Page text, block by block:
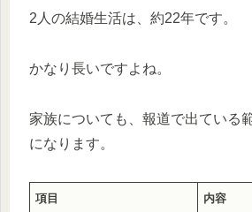
2人の結婚生活は、約22年です。
かなり長いですよね。
家族についても、報道で出ている
になります。
項目 内容